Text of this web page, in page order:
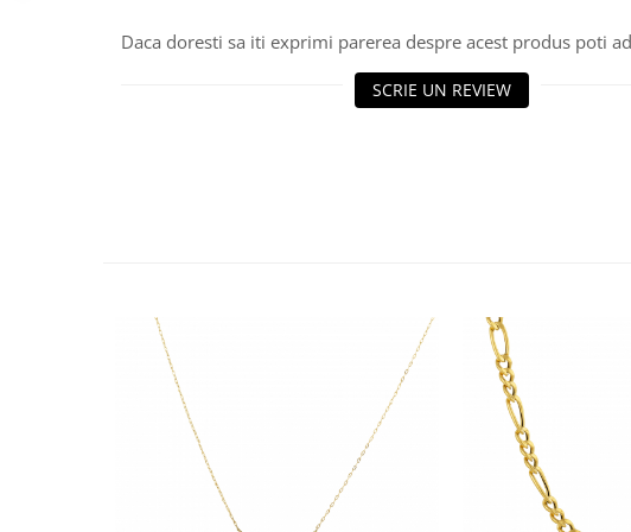
Daca doresti sa iti exprimi parerea despre acest produs poti
SCRIE UN REVIEW